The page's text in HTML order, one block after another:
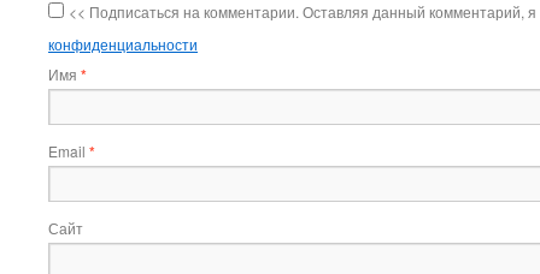
<< Подписаться на комментарии. Оставляя данный комментарий,
конфиденциальности
Имя *
Email *
Сайт